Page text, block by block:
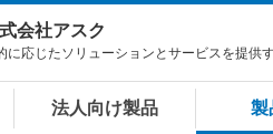
会社アスク
に応じたソリューションとサービスを提供
法人向け製品 製